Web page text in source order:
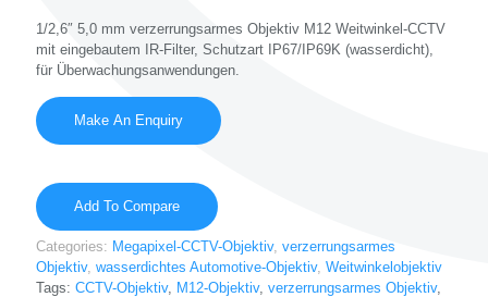
1/2,6″ 5,0 mm verzerrungsarmes Objektiv M12 Weitwinkel-CCTV
mit eingebautem IR-Filter, Schutzart IP67/IP69K (wasserdicht),
für Überwachungsanwendungen.
Add To Compare
Categories: Megapixel-CCTV-Objektiv, verzerrungsarmes
Objektiv, wasserdichtes Automotive-Objektiv, Weitwinkelobjektiv
Tags: CCTV-Objektiv, M12-Objektiv, verzerrungsarmes Objektiv,